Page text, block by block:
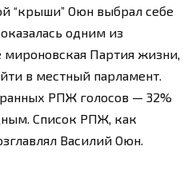
“крыши” Оюн выбрал себе
одним из
мироновская Партия жизни,
в местный парламент.
РПЖ голосов — 32%
Список РПЖ, как
Василий Оюн.